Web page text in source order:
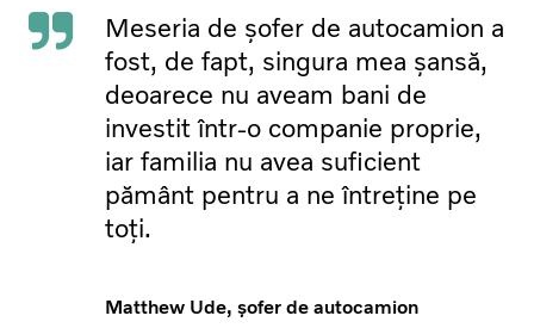
Meseria de șofer de autocamion a
fost, de fapt, singura mea șansă,
deoarece nu aveam bani de
investit într-o companie proprie,
iar familia nu avea suficient
pământ pentru a ne întreține pe
toți.
Matthew Ude, șofer de autocamion